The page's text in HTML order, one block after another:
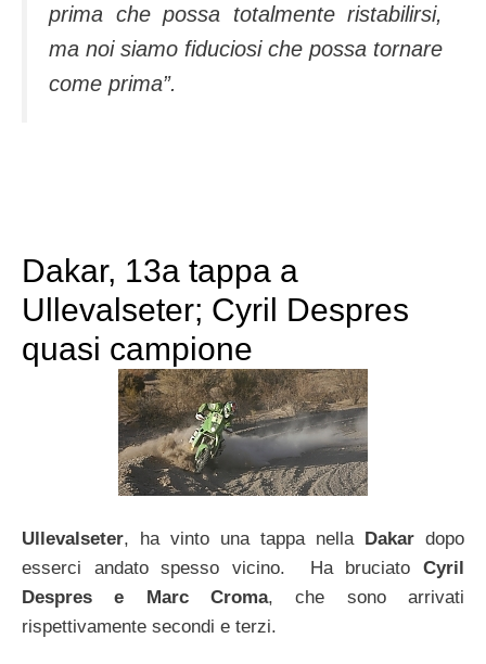
prima che possa totalmente ristabilirsi,
ma noi siamo fiduciosi che possa tornare
come prima”.
Dakar, 13a tappa a
Ullevalseter; Cyril Despres
quasi campione
Ullevalseter, ha vinto una tappa nella Dakar dopo
esserci andato spesso vicino. Ha bruciato Cyril
Despres e Marc Croma, che sono arrivati
rispettivamente secondi e terzi.